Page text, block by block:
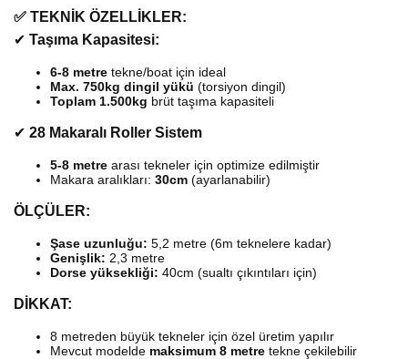
✅ TEKNİK ÖZELLİKLER:
✔ Taşıma Kapasitesi:
6-8 metre tekne/boat için ideal
Max. 750kg dingil yükü (torsiyon dingil)
Toplam 1.500kg brüt taşıma kapasiteli
✔ 28 Makaralı Roller Sistem
5-8 metre arası tekneler için optimize edilmiştir
Makara aralıkları: 30cm (ayarlanabilir)
ÖLÇÜLER:
Şase uzunluğu: 5,2 metre (6m teknelere kadar)
Genişlik: 2,3 metre
Dorse yüksekliği: 40cm (sualtı çıkıntıları için)
DİKKAT:
8 metreden büyük tekneler için özel üretim yapılır
Mevcut modelde maksimum 8 metre tekne çekilebilir